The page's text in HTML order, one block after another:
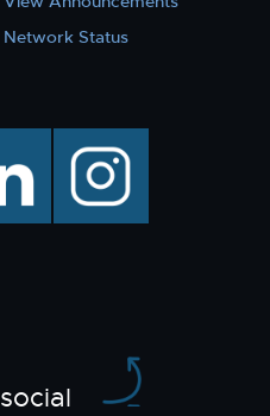
Network Status
instagram